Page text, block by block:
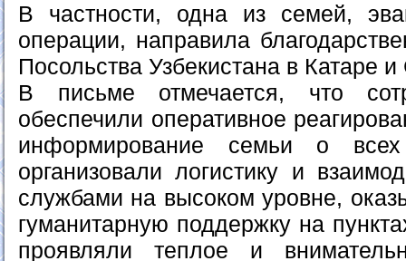
В частности, одна из семей,
операции, направила
Посольства Узбекистана в Катаре
В письме отмечается, что
обеспечили оперативное
информирование семьи о всех
организовали логистику и
службами на высоком уровне,
гуманитарную поддержку на
проявляли теплое и